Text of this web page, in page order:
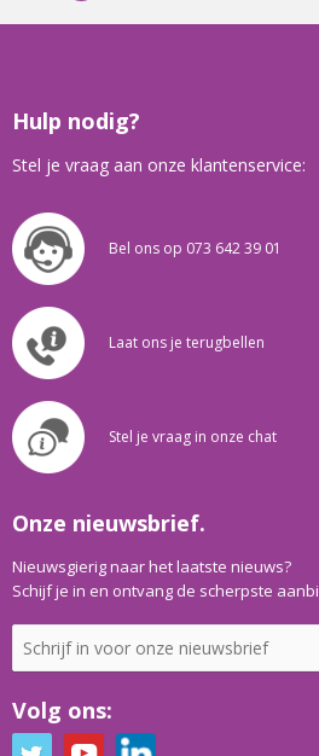
Hulp nodig?
Stel je vraag aan onze klantenservice:
Bel ons op 073 642 39 01
Laat ons je terugbellen
Stel je vraag in onze chat
Onze nieuwsbrief.
Nieuwsgierig naar het laatste nieuws?
Schijf je in en ontvang de scherpste
Volg ons: